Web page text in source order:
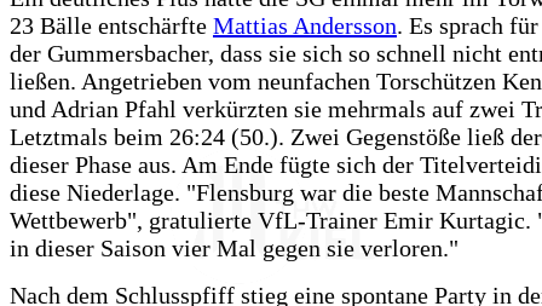
23 Bälle entschärfte Mattias Andersson. Es sprach
der Gummersbacher, dass sie sich so schnell nicht
ließen. Angetrieben vom neunfachen Torschützen
und Adrian Pfahl verkürzten sie mehrmals auf zwei
Letztmals beim 26:24 (50.). Zwei Gegenstöße ließ
dieser Phase aus. Am Ende fügte sich der
diese Niederlage. "Flensburg war die beste
Wettbewerb", gratulierte VfL-Trainer Emir Kurtagic.
in dieser Saison vier Mal gegen sie verloren."
Nach dem Schlusspfiff stieg eine spontane Party in